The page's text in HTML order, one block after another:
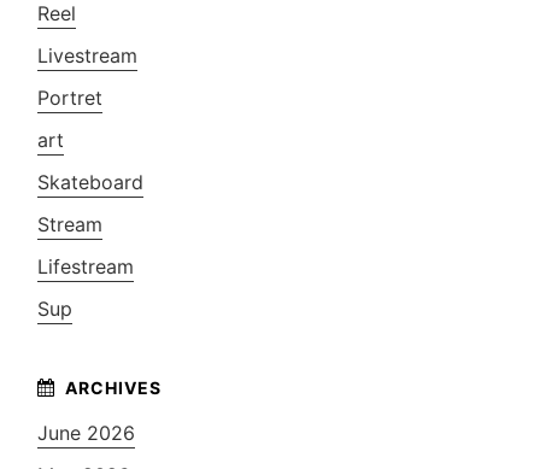
Reel
Livestream
Portret
art
Skateboard
Stream
Lifestream
Sup
June 2026